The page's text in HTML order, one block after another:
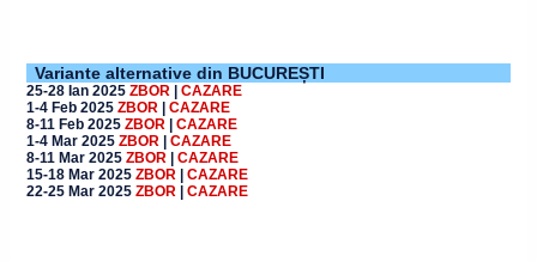
Variante alternative din BUCUREȘTI
25-28 Ian 2025 ZBOR | CAZARE
1-4 Feb 2025 ZBOR | CAZARE
8-11 Feb 2025 ZBOR | CAZARE
1-4 Mar 2025 ZBOR | CAZARE
8-11 Mar 2025 ZBOR | CAZARE
15-18 Mar 2025 ZBOR | CAZARE
22-25 Mar 2025 ZBOR | CAZARE